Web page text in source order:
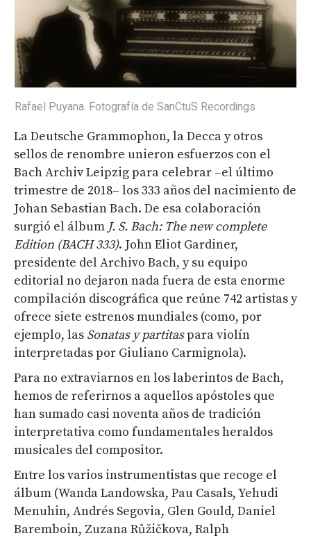
Rafael Puyana. Fotografía de SanCtuS Recordings
La Deutsche Grammophon, la Decca y otros
sellos de renombre unieron esfuerzos con el
Bach Archiv Leipzig para celebrar –el último
trimestre de 2018– los 333 años del nacimiento de
Johan Sebastian Bach. De esa colaboración
surgió el álbum J. S. Bach: The new complete
Edition (BACH 333). John Eliot Gardiner,
presidente del Archivo Bach, y su equipo
editorial no dejaron nada fuera de esta enorme
compilación discográfica que reúne 742 artistas y
ofrece siete estrenos mundiales (como, por
ejemplo, las Sonatas y partitaspara violín
interpretadas por Giuliano Carmignola).
Para no extraviarnos en los laberintos de Bach,
hemos de referirnos a aquellos apóstoles que
han sumado casi noventa años de tradición
interpretativa como fundamentales heraldos
musicales del compositor.
Entre los varios instrumentistas que recoge el
álbum (Wanda Landowska, Pau Casals, Yehudi
Menuhin, Andrés Segovia, Glen Gould, Daniel
Baremboin, Zuzana Růžičkova, Ralph